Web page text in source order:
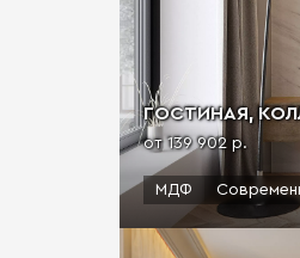
ГОСТИНАЯ,
от 139 902 р.
МДФ